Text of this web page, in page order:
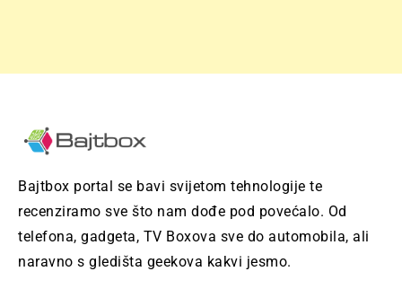
Bajtbox portal se bavi svijetom tehnologije te
recenziramo sve što nam dođe pod povećalo. Od
telefona, gadgeta, TV Boxova sve do automobila, ali
naravno s gledišta geekova kakvi jesmo.